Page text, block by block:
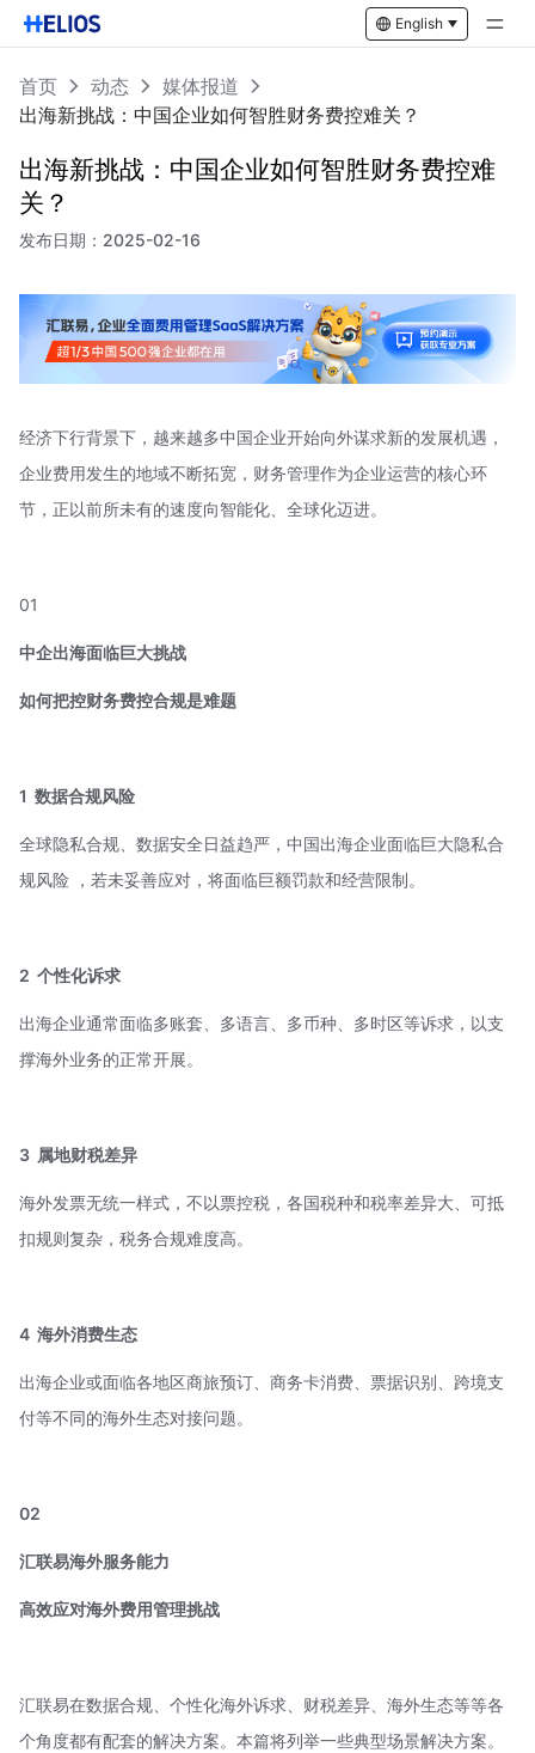
English
首页 动态
媒体报道
出海新挑战：中国企业如何智胜财务费控难关？
出海新挑战：中国企业如何智胜财务费控难
关？
发布日期： 2025-02-16
经济下行背景下，越来越多中国企业开始向外谋求新的发展机遇，
企业费用发生的地域不断拓宽，财务管理作为企业运营的核心环
节，正以前所未有的速度向智能化、全球化迈进。
01
中企出海面临巨大挑战
如何把控财务费控合规是难题
1 数据合规风险
全球隐私合规、数据安全日益趋严，中国出海企业面临巨大隐私合
规风险 ，若未妥善应对，将面临巨额罚款和经营限制。
2 个性化诉求
出海企业通常面临多账套、多语言、多币种、多时区等诉求，以支
撑海外业务的正常开展。
3 属地财税差异
海外发票无统一样式，不以票控税，各国税种和税率差异大、可抵
扣规则复杂，税务合规难度高。
4 海外消费生态
出海企业或面临各地区商旅预订、商务卡消费、票据识别、跨境支
付等不同的海外生态对接问题。
02
汇联易海外服务能力
高效应对海外费用管理挑战
汇联易在数据合规、个性化海外诉求、财税差异、海外生态等等各
个角度都有配套的解决方案。本篇将列举一些典型场景解决方案。